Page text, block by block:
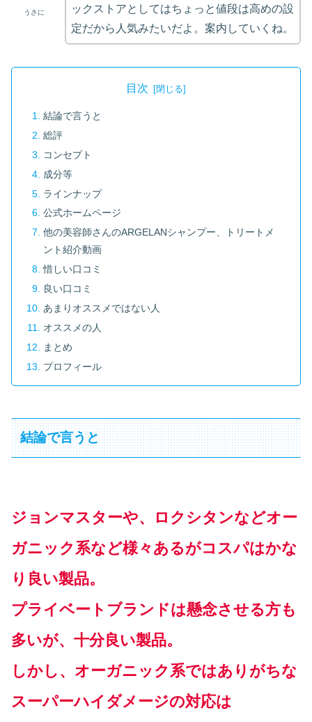
うさに
ックストアとしてはちょっと値段は高めの設
定だから人気みたいだよ。案内していくね。
目次
結論で言うと
総評
コンセプト
成分等
ラインナップ
公式ホームページ
他の美容師さんのARGELANシャンプー、トリートメ
ント紹介動画
惜しい口コミ
良い口コミ
あまりオススメではない人
オススメの人
まとめ
プロフィール
結論で言うと
ジョンマスターや、ロクシタンなどオー
ガニック系など様々あるがコスパはかな
り良い製品。
プライベートブランドは懸念させる方も
多いが、十分良い製品。
しかし、オーガニック系ではありがちな
スーパーハイダメージの対応は